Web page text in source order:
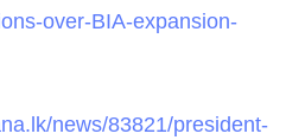
over-BIA-expansion-
news/83821/president-